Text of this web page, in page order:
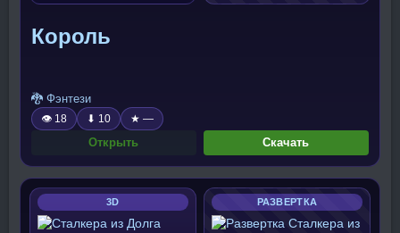
Король
🐉 Фэнтези
👁 18 ⬇ 10 ★ —
Открыть Скачать
3D РАЗВЕРТКА